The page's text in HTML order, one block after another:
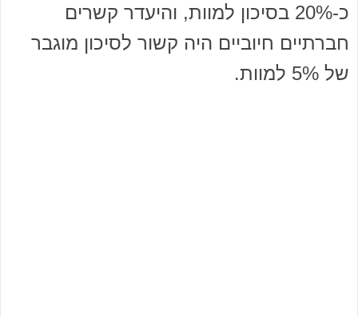
כ-20% בסיכון למוות, והיעדר קשרים
חברתיים חיוביים היה קשור לסיכון מוגבר
של 5% למוות.